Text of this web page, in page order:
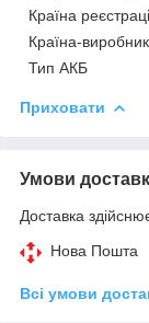
Країна
Країна-
Тип АКБ
Приховати
Умови
Доставка
Нова Пошта
Всі умови